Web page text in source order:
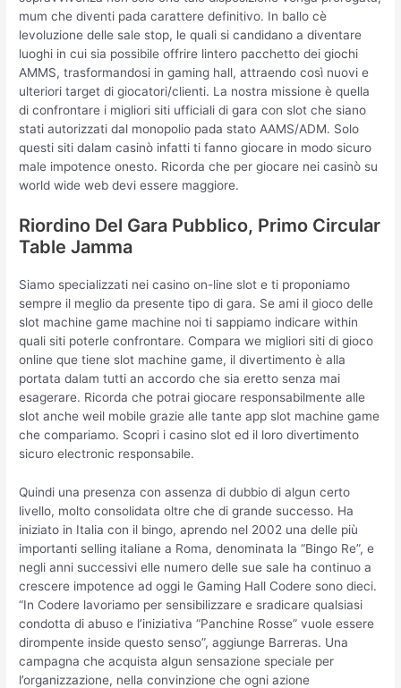
mum che diventi pada carattere definitivo. In ballo cè
levoluzione delle sale stop, le quali si candidano a diventare
luoghi in cui sia possibile offrire lintero pacchetto dei giochi
AMMS, trasformandosi in gaming hall, attraendo così nuovi e
ulteriori target di giocatori/clienti. La nostra missione è quella
di confrontare i migliori siti ufficiali di gara con slot che siano
stati autorizzati dal monopolio pada stato AAMS/ADM. Solo
questi siti dalam casinò infatti ti fanno giocare in modo sicuro
male impotence onesto. Ricorda che per giocare nei casinò su
world wide web devi essere maggiore.
Riordino Del Gara Pubblico, Primo Circular
Table Jamma
Siamo specializzati nei casino on-line slot e ti proponiamo
sempre il meglio da presente tipo di gara. Se ami il gioco delle
slot machine game machine noi ti sappiamo indicare within
quali siti poterle confrontare. Compara we migliori siti di gioco
online que tiene slot machine game, il divertimento è alla
portata dalam tutti an accordo che sia eretto senza mai
esagerare. Ricorda che potrai giocare responsabilmente alle
slot anche weil mobile grazie alle tante app slot machine game
che compariamo. Scopri i casino slot ed il loro divertimento
sicuro electronic responsabile.
Quindi una presenza con assenza di dubbio di algun certo
livello, molto consolidata oltre che di grande successo. Ha
iniziato in Italia con il bingo, aprendo nel 2002 una delle più
importanti selling italiane a Roma, denominata la “Bingo Re”, e
negli anni successivi elle numero delle sue sale ha continuo a
crescere impotence ad oggi le Gaming Hall Codere sono dieci.
“In Codere lavoriamo per sensibilizzare e sradicare qualsiasi
condotta di abuso e l’iniziativa “Panchine Rosse” vuole essere
dirompente inside questo senso”, aggiunge Barreras. Una
campagna che acquista algun sensazione speciale per
l’organizzazione, nella convinzione che ogni azione